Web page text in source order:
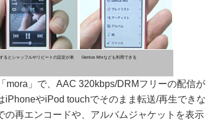
るとシャッフルやリピートの設定が表 Genius Mixなども利用できる
」で、AAC 320kbps/DRMフリーの配信が
iPhoneやiPod touchでそのまま転送/再生できな
の再エンコードや、アルバムジャケットを表示